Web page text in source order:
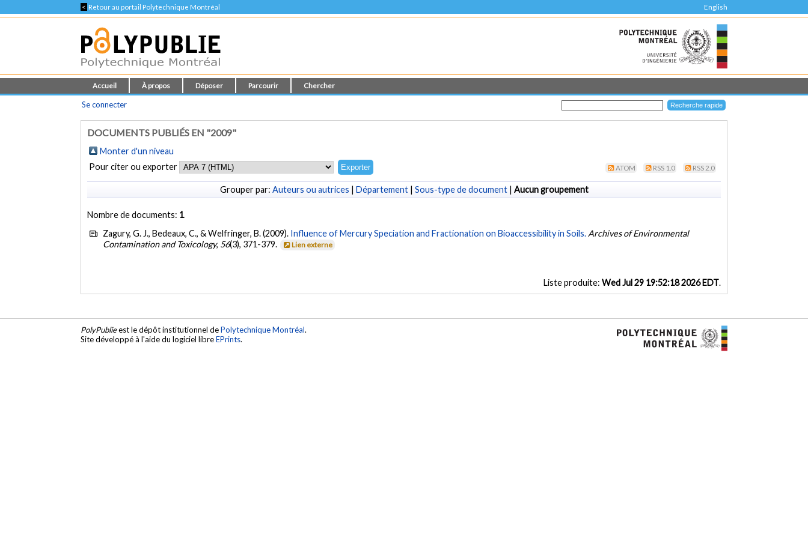
< Retour au portail Polytechnique Montréal English
Accueil À propos Déposer Parcourir Chercher
Se connecter
DOCUMENTS PUBLIÉS EN "2009"
Monter d'un niveau
Pour citer ou exporter
ATOM RSS 1.0 RSS 2.0
Grouper par: Auteurs ou autrices | Département| Sous-type de document| Aucun groupement
Nombre de documents: 1
Zagury, G. J., Bedeaux, C., & Welfringer, B. (2009). Influence of Mercury Speciation and Fractionation on Bioaccessibility in Soils. Archives of Environmental
Contamination and Toxicology, 56(3), 371-379. Lien externe
Liste produite: Wed Jul 29 19:52:18 2026 EDT.
PolyPublieest le dépôt institutionnel dePolytechnique Montréal.
Site développé à l'aide du logiciel libreEPrints.